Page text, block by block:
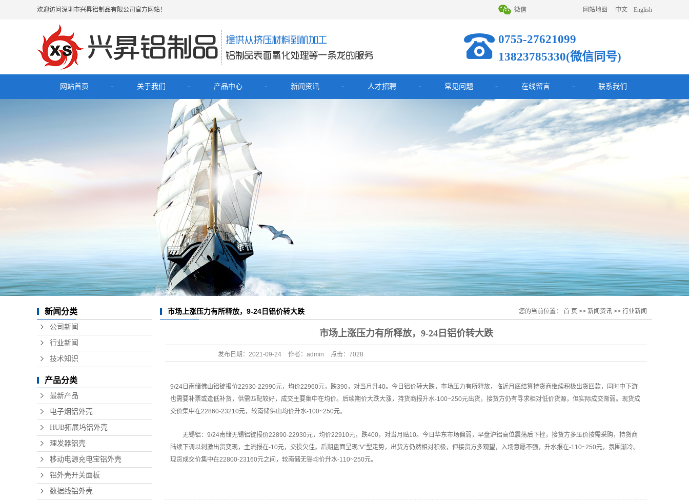
欢迎访问深圳市兴昇铝制品有限公司官方网站！ 微信 网站地图 中文 English
0755-27621099
13823785330(微信同号)
网站首页 关于我们 产品中心
最新产品
电子烟铝外壳
HUB拓展坞铝外壳
理发器铝壳
移动电源充电宝铝外壳
铝外壳开关面板
数据线铝外壳
无线充铝外壳
硬盘盒铝外壳
新闻资讯 人才招聘 常见问题 在线留言 联系我们
新闻分类
公司新闻
行业新闻
技术知识
产品分类
最新产品
电子烟铝外壳
HUB拓展坞铝外壳
理发器铝壳
移动电源充电宝铝外壳
铝外壳开关面板
数据线铝外壳
市场上涨压力有所释放，9-24日铝价转大跌 您的当前位置： 首 页 >> 新闻资讯 >> 行业新闻
市场上涨压力有所释放，9-24日铝价转大跌
发布日期： 2021-09-24 作者： admin 点击： 7028
9/24日南储佛山铝锭报价22930-22990元，均价22960元，跌390，对当月升40。今日铝价转大跌，市场压力有所释放，临近月底结算持货商继续积极出货回款，同时中下游
也需要补票或逢低补货，供需匹配较好，成交主要集中在均价。后续期价大跌大涨，持货商报升水-100~250元出货，接货方仍有寻求相对低价货源，但实际成交渐弱。现货成
交价集中在22860-23210元，较南储佛山均价升水-100~250元。
无锡铝：9/24南储无锡铝锭报价22890-22930元，均价22910元，跌400，对当月贴10。今日华东市场偏弱，早盘沪铝高位震荡后下挫，接货方多压价按需采购，持货商
陆续下调以刺激出货变现，主流报在-10元，交投欠佳。后期盘面呈现“V”型走势，出货方仍然相对积极，但接货方多观望，入场意愿不强，升水报在-110~250元，氛围渐冷。
现货成交价集中在22800-23160元之间，较南储无锡均价升水-110~250元。